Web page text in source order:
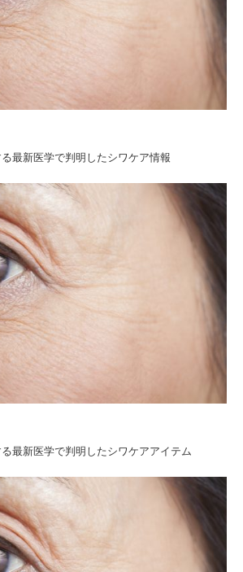
最新医学で判明したシワケア情報
最新医学で判明したシワケアアイテム